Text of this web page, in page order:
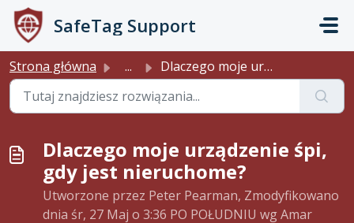
Przejdź do głównej treści
SafeTag Support
Strona główna ... Dlaczego moje urządzenie śpi, gdy jest nieruchome?
Dlaczego moje urządzenie śpi,
gdy jest nieruchome?
Utworzone przez Peter Pearman, Zmodyfikowano
dnia śr, 27 Maj o 3:36 PO POŁUDNIU wg Amar